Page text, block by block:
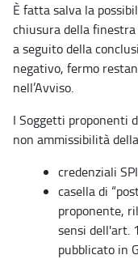
È fatta salva la
chiusura della
a seguito della
negativo, fermo
nell’Avviso.
I Soggetti proponenti
non ammissibilità
credenziali
casella di
proponente,
sensi dell'art.
pubblicato in